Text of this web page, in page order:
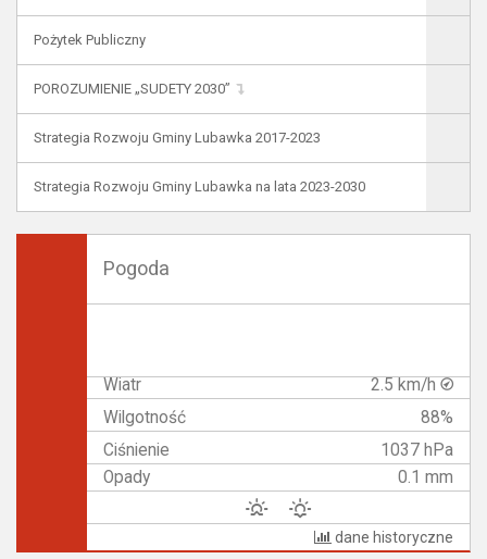
Pożytek Publiczny
POROZUMIENIE „SUDETY 2030”
Strategia Rozwoju Gminy Lubawka 2017-2023
Strategia Rozwoju Gminy Lubawka na lata 2023-2030
Pogoda
Wiatr
2.5 km/h
Wilgotność
88%
Ciśnienie
1037 hPa
Opady
0.1 mm
dane historyczne